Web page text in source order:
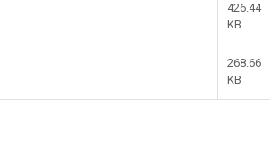
426.44
KB
268.66
KB